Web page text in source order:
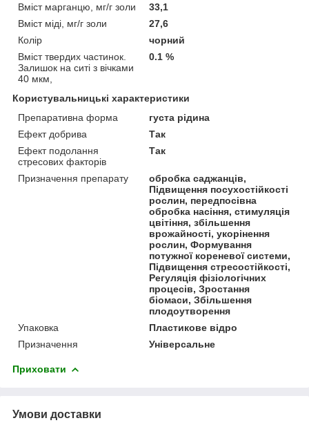
Вміст марганцю, мг/г золи
33,1
Вміст міді, мг/г золи
27,6
Колір
чорний
Вміст твердих частинок.
Залишок на ситі з вічками
40 мкм,
0.1 %
Користувальницькі характеристики
Препаративна форма
густа рідина
Ефект добрива
Так
Ефект подолання
стресових факторів
Так
Призначення препарату
обробка саджанців,
Підвищення посухостійкості
рослин, передпосівна
обробка насіння, стимуляція
цвітіння, збільшення
врожайності, укорінення
рослин, Формування
потужної кореневої системи,
Підвищення стресостійкості,
Регуляція фізіологічних
процесів, Зростання
біомаси, Збільшення
плодоутворення
Упаковка
Пластикове відро
Призначення
Універсальне
Приховати
Умови доставки